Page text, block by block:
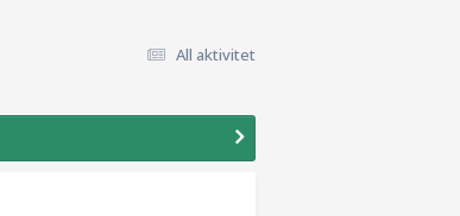
All aktivitet